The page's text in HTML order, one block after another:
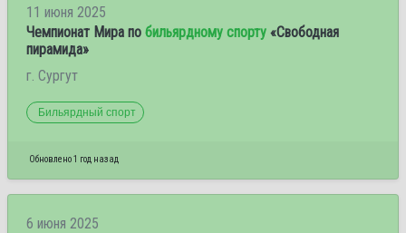
11 июня 2025
Чемпионат Мира по бильярдному спорту «Свободная
пирамида»
г. Сургут
Бильярдный спорт
Обновлено 1 год назад
6 июня 2025